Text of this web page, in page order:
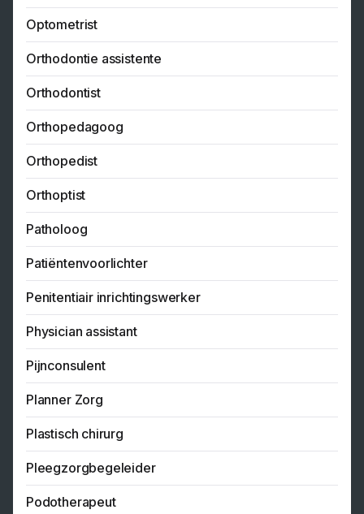
Optometrist
Orthodontie assistente
Orthodontist
Orthopedagoog
Orthopedist
Orthoptist
Patholoog
Patiëntenvoorlichter
Penitentiair inrichtingswerker
Physician assistant
Pijnconsulent
Planner Zorg
Plastisch chirurg
Pleegzorgbegeleider
Podotherapeut